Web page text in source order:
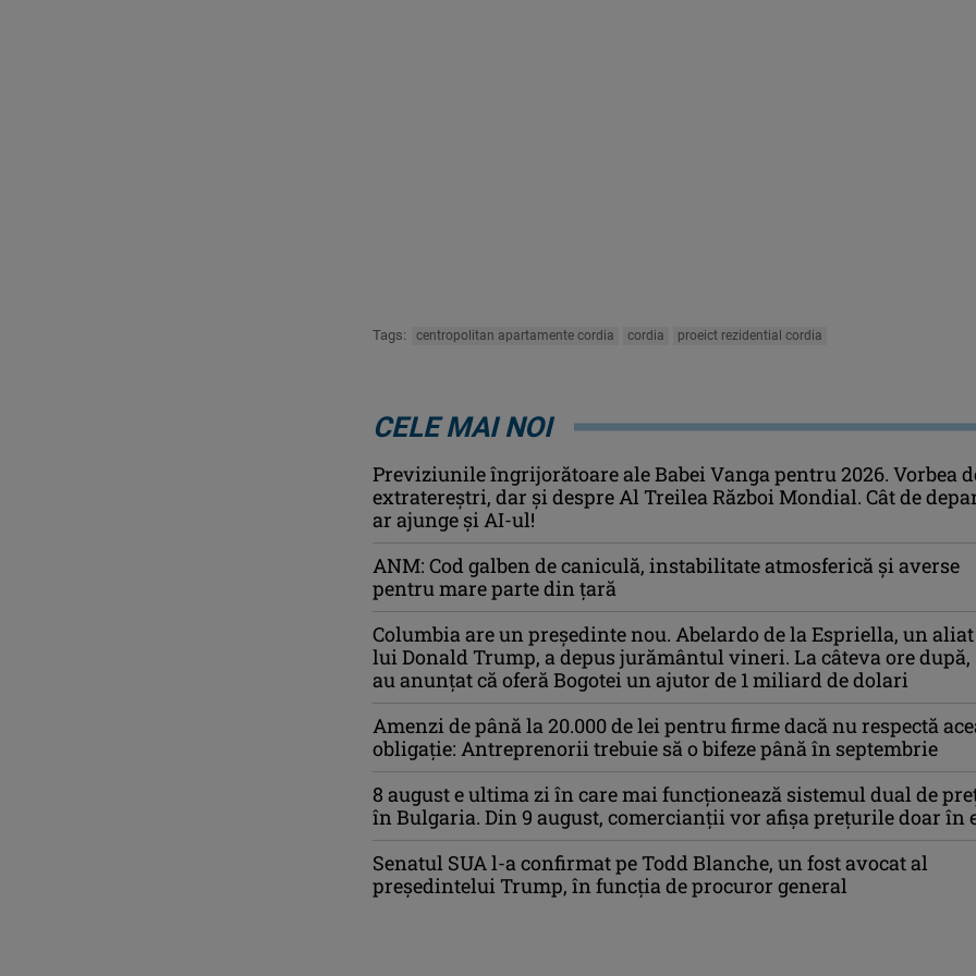
Tags: centropolitan apartamente cordia cordia proeict rezidential cordia
CELE MAI NOI
Previziunile îngrijorătoare ale Babei Vanga pentru 2026. Vorbea
extratereștri, dar și despre Al Treilea Război Mondial. Cât de
ar ajunge și AI-ul!
ANM: Cod galben de caniculă, instabilitate atmosferică și averse
pentru mare parte din țară
Columbia are un președinte nou. Abelardo de la Espriella, un
lui Donald Trump, a depus jurământul vineri. La câteva ore după,
au anunțat că oferă Bogotei un ajutor de 1 miliard de dolari
Amenzi de până la 20.000 de lei pentru firme dacă nu respectă
obligație: Antreprenorii trebuie să o bifeze până în septembrie
8 august e ultima zi în care mai funcționează sistemul dual de
în Bulgaria. Din 9 august, comercianții vor afișa prețurile doar în
Senatul SUA l-a confirmat pe Todd Blanche, un fost avocat al
președintelui Trump, în funcția de procuror general